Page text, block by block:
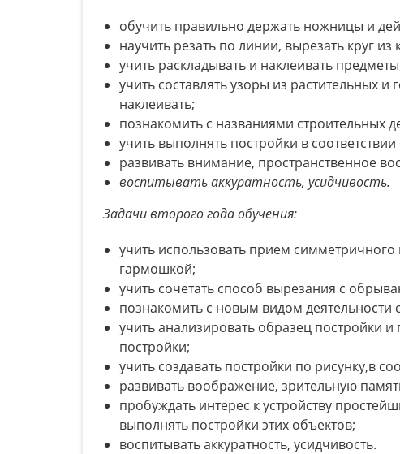
обучить правильно держать ножницы и
научить резать по линии, вырезать круг
учить раскладывать и наклеивать
учить составлять узоры из растительных
наклеивать;
познакомить с названиями строительных
учить выполнять постройки в
развивать внимание, пространственное
воспитывать аккуратность, усидчивость.
Задачи второго года обучения:
учить использовать прием
гармошкой;
учить сочетать способ вырезания с
познакомить с новым видом деятельности
учить анализировать образец постройки
постройки;
учить создавать постройки по рисунку,в
развивать воображение, зрительную
пробуждать интерес к устройству
выполнять постройки этих объектов;
воспитывать аккуратность, усидчивость.